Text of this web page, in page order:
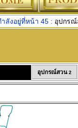
ลังอยู่ที่หน้า 45 : อุปกรณ์
อุปกรณ์สวน2